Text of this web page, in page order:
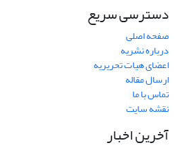
دسترسی سریع
صفحه اصلی
درباره نشریه
اعضای هیات تحریریه
ارسال مقاله
تماس با ما
نقشه سایت
آخرین اخبار